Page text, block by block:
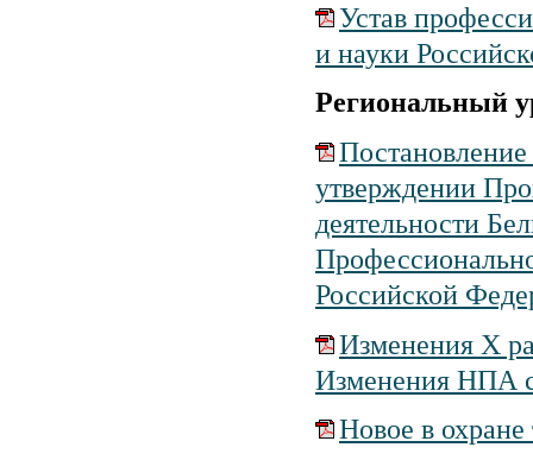
Устав
и науки
Региональный
утверждении
деятельности
Российской
Изменения X
Изменения НПА
Новое в охране